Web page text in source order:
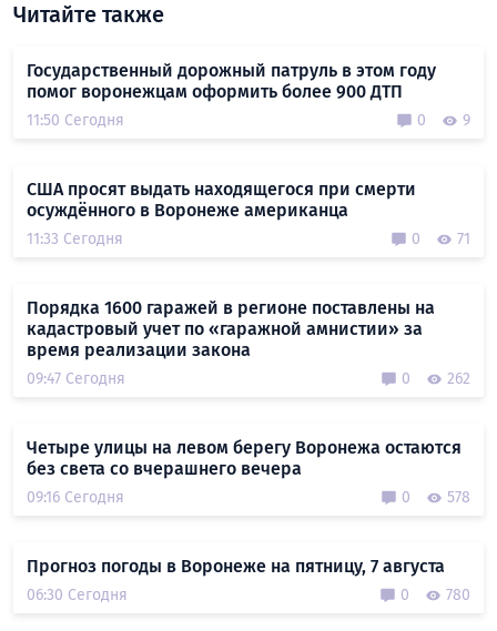
Читайте также
Государственный дорожный патруль в этом году
помог воронежцам оформить более 900 ДТП
11:50 Сегодня 0 9
США просят выдать находящегося при смерти
осуждённого в Воронеже американца
11:33 Сегодня 0 71
Порядка 1600 гаражей в регионе поставлены на
кадастровый учет по «гаражной амнистии» за
время реализации закона
09:47 Сегодня 0 262
Четыре улицы на левом берегу Воронежа остаются
без света со вчерашнего вечера
09:16 Сегодня 0 578
Прогноз погоды в Воронеже на пятницу, 7 августа
06:30 Сегодня 0 780